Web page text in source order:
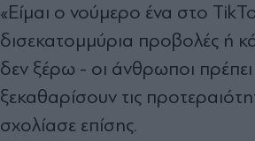
«Είμαι ο νούμερο ένα στο
δισεκατομμύρια προβολές ή
δεν ξέρω - οι άνθρωποι πρέπει
ξεκαθαρίσουν τις
σχολίασε επίσης.